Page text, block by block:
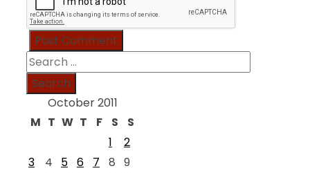
Search
for:
October 2011
M T W T F S
S
1
2
3
4 5 6 7 8 9